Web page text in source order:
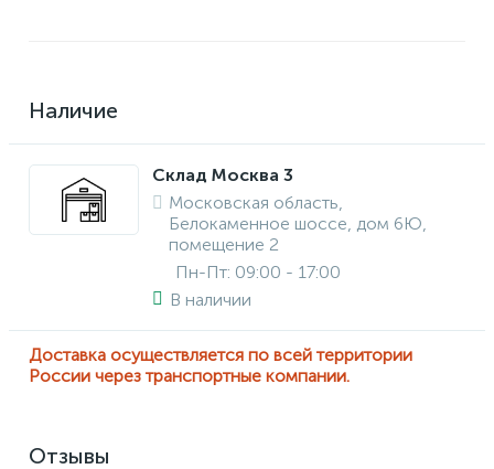
Наличие
Склад Москва 3
Московская область,
Белокаменное шоссе, дом 6Ю,
помещение 2
Пн-Пт: 09:00 - 17:00
В наличии
Доставка осуществляется по всей территории
России через транспортные компании.
Отзывы